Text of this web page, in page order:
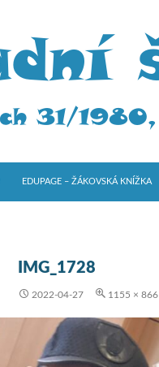
EDUPAGE – ŽÁKOVSKÁ KNÍŽKA
IMG_1728
2022-04-27 1155 × 866